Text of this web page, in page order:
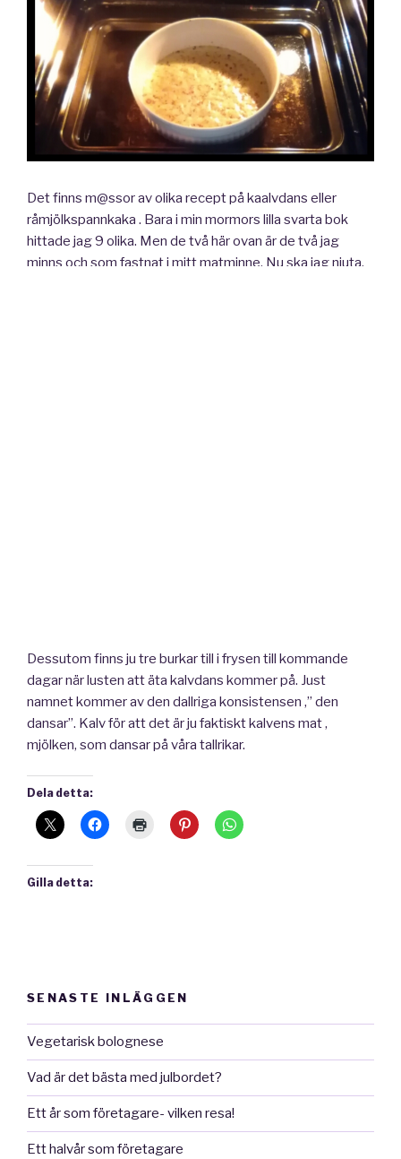
Det finns m@ssor av olika recept på kaalvdans eller
råmjölkspannkaka . Bara i min mormors lilla svarta bok
hittade jag 9 olika. Men de två här ovan är de två jag
minns och som fastnat i mitt matminne. Nu ska jag njuta.
Dessutom finns ju tre burkar till i frysen till kommande
dagar när lusten att äta kalvdans kommer på. Just
namnet kommer av den dallriga konsistensen ,” den
dansar”. Kalv för att det är ju faktiskt kalvens mat ,
mjölken, som dansar på våra tallrikar.
Dela detta:
Gilla detta:
SENASTE INLÄGGEN
Vegetarisk bolognese
Vad är det bästa med julbordet?
Ett år som företagare- vilken resa!
Ett halvår som företagare